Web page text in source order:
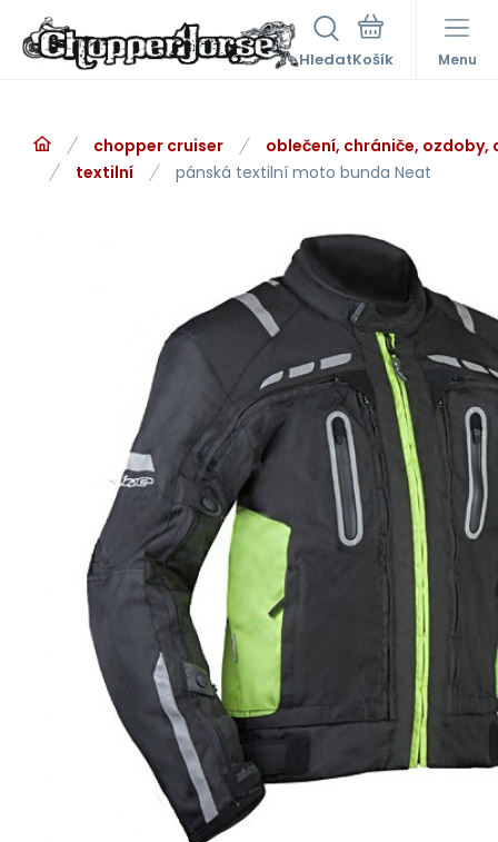
Hledat Menu
chopper cruiser
oblečení, chrániče, ozdoby,
textilní
pánská textilní moto bunda Neat